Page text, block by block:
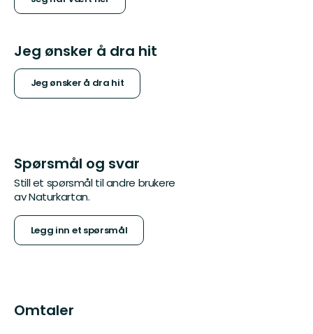
Jeg ønsker å dra hit
Jeg ønsker å dra hit
Spørsmål og svar
Still et spørsmål til andre brukere
av Naturkartan.
Legg inn et spørsmål
Omtaler